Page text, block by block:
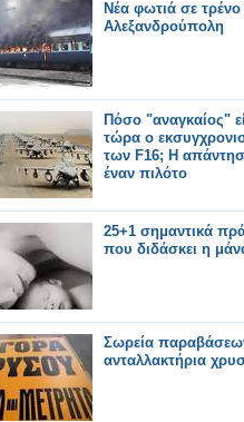
Νέα φωτιά σε
Αλεξανδρούπολη
Πόσο "αναγκαίος"
τώρα ο
των F16; Η
έναν πιλότο
25+1 σημαντικά
που διδάσκει η
Σωρεία
ανταλλακτήρια